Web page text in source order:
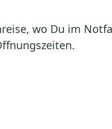
wo Du im